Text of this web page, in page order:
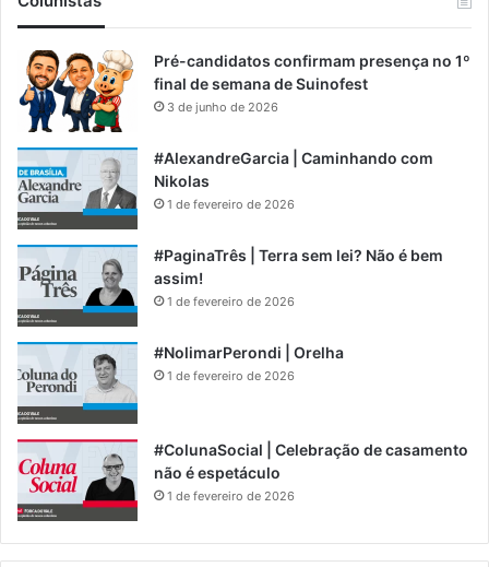
Pré-candidatos confirmam presença no 1º
final de semana de Suinofest
3 de junho de 2026
#AlexandreGarcia | Caminhando com
Nikolas
1 de fevereiro de 2026
#PaginaTrês | Terra sem lei? Não é bem
assim!
1 de fevereiro de 2026
#NolimarPerondi | Orelha
1 de fevereiro de 2026
#ColunaSocial | Celebração de casamento
não é espetáculo
1 de fevereiro de 2026